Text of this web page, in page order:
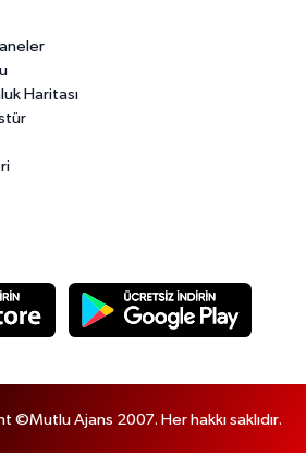
Haritası
©Mutlu Ajans 2007. Her hakkı saklıdır.